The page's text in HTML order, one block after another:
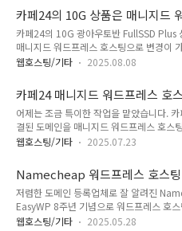
는 클라우드웨이즈(Cloudways)에서 Vultr
프레스 사이트를 운영하려는 경우 뉴매니
을 고려할 만한 것 같습니다.참고로 가성비
외 공유호스팅으로 케미클라우드
케미클라우드는 작년 서울 서버를 도입하
도가 바른 편입니다. 💚서울 서버를 제공
외호스팅은 국내호스팅에 비해 디스크 용
씬 유리하지만 우리나라에서 속도가 느릴
카페24의 10G 상품은 매니지드
팅으로 변경할 수 없네요
카페24의 10G 광아우토반 FullSSD Plus
매니지드 워드프레스 호스팅으로 변경이
래전에 가입한 10G 상품은 매니지드 워드
상품이 10G 광아우토반 FullSSD 상품입
이전의 상품인 것 같습니다.📍 클라우드웨
드 & 가입 방법 (+45% 쿠폰) 카페24의
워드프레스 호스팅으로 변경할 수 없네요
토반 FullSSD Plus 상품을 이용하는 경우
드 워드프레스에서는 SSL 인증서가 무료이
웹호스팅/기타 2025.08.08
카페24 매니지드 워드프레스 호
션 작업
어제는 조금 특이한 작업을 맡았습니다.
결된 도메인을 매니지드 워드프레스 호스
디렉션을 설정하는 작업이었습니다. 작업
이 어디에서 등록되었는지 몰라서 도메인
간이 걸렸고 쇼핑몰에서 도메인 연결을 해
여 카페24 고객지원 센터로 연락하여 도메
있었습니다.카페24 매니지드 워드프레스
작업카페24 쇼핑몰에 두 개의 도메인이 연
웹호스팅/기타 2025.07.23
Namecheap 워드프레스 호스
일
저렴한 도메인 등록업체로 잘 알려진
EasyWP 8주년 기념으로 워드프레스 호
할인 판매하는 행사를 한시적으로 진행하
웹호스팅/기타 2025.05.28